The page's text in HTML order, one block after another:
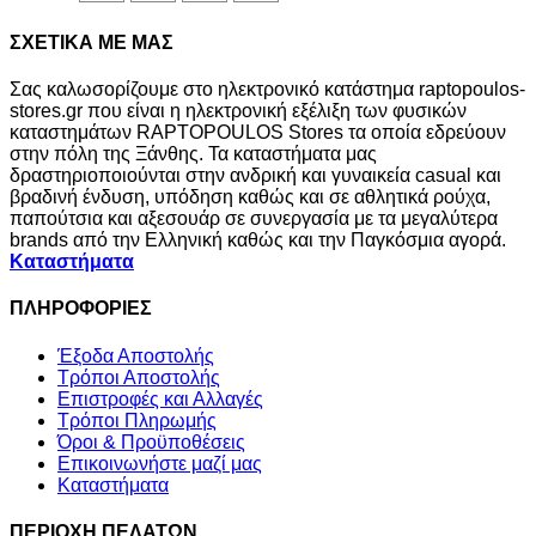
ΣΧΕΤΙΚΑ ΜΕ ΜΑΣ
Σας καλωσορίζουμε στο ηλεκτρονικό κατάστημα raptopoulos-
stores.gr που είναι η ηλεκτρονική εξέλιξη των φυσικών
καταστημάτων RAPTOPOULOS Stores τα οποία εδρεύουν
στην πόλη της Ξάνθης. Τα καταστήματα μας
δραστηριοποιούνται στην ανδρική και γυναικεία casual και
βραδινή ένδυση, υπόδηση καθώς και σε αθλητικά ρούχα,
παπούτσια και αξεσουάρ σε συνεργασία με τα μεγαλύτερα
brands από την Ελληνική καθώς και την Παγκόσμια αγορά.
Καταστήματα
ΠΛΗΡΟΦΟΡΙΕΣ
Έξοδα Αποστολής
Τρόποι Αποστολής
Επιστροφές και Αλλαγές
Τρόποι Πληρωμής
Όροι & Προϋποθέσεις
Επικοινωνήστε μαζί μας
Καταστήματα
ΠΕΡΙΟΧΗ ΠΕΛΑΤΩΝ